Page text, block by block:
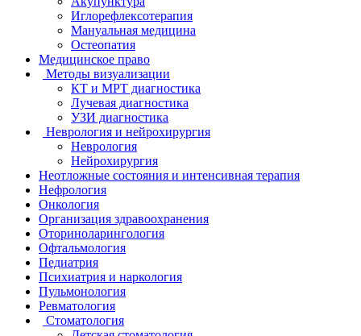
Иглорефлексотерапия
Мануальная медицина
Остеопатия
Медицинское право
Методы визуализации
КТ и МРТ диагностика
Лучевая диагностика
УЗИ диагностика
Неврология и нейрохирургия
Неврология
Нейрохирургия
Неотложные состояния и интенсивная терапия
Нефрология
Онкология
Организация здравоохранения
Оториноларингология
Офтальмология
Педиатрия
Психиатрия и наркология
Пульмонология
Ревматология
Стоматология